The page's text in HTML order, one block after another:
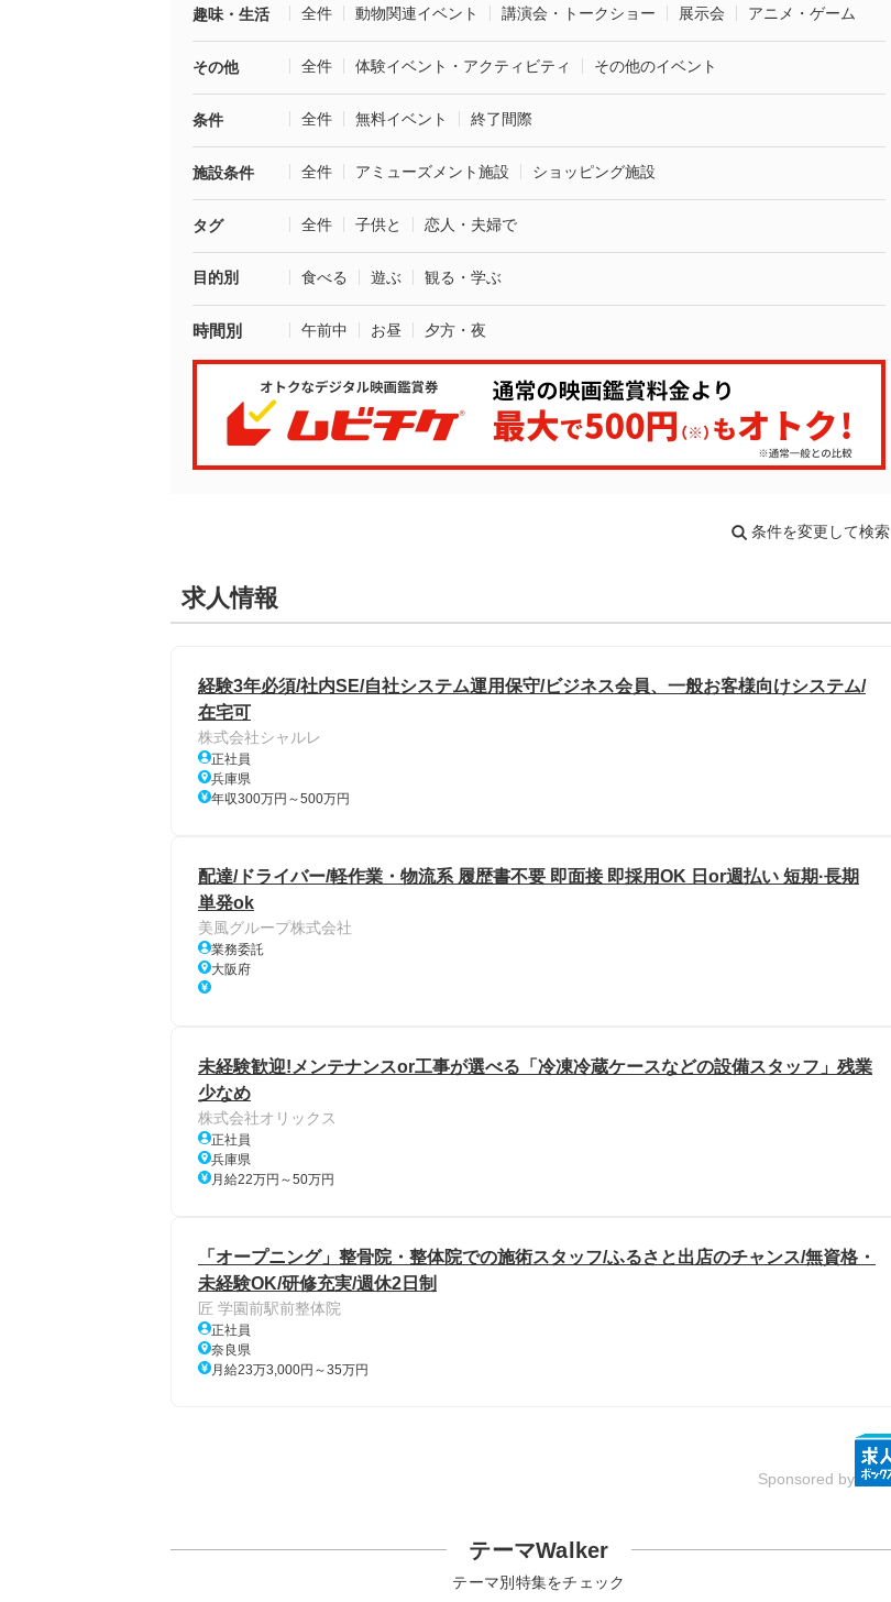
趣味・生活 全件 動物関連イベント 講演会・トークショー 展示会 アニメ・ゲーム
その他 全件 体験イベント・アクティビティ その他のイベント
条件 全件 無料イベント 終了間際
施設条件 全件 アミューズメント施設 ショッピング施設
タグ 全件 子供と 恋人・夫婦で
目的別 食べる 遊ぶ 観る・学ぶ
時間別 午前中 お昼 夕方・夜
条件を変更して検索
求人情報
経験3年必須/社内SE/自社システム運用保守/ビジネス会員、一般お客様向けシステム/
在宅可
株式会社シャルレ
正社員
兵庫県
年収300万円～500万円
配達/ドライバー/軽作業・物流系 履歴書不要 即面接 即採用OK 日or週払い 短期·長期
単発ok
美風グループ株式会社
業務委託
大阪府
未経験歓迎!メンテナンスor工事が選べる「冷凍冷蔵ケースなどの設備スタッフ」残業
少なめ
株式会社オリックス
正社員
兵庫県
月給22万円～50万円
「オープニング」整骨院・整体院での施術スタッフ/ふるさと出店のチャンス/無資格・
未経験OK/研修充実/週休2日制
匠 学園前駅前整体院
正社員
奈良県
月給23万3,000円～35万円
Sponsored by
テーマWalker
テーマ別特集をチェック